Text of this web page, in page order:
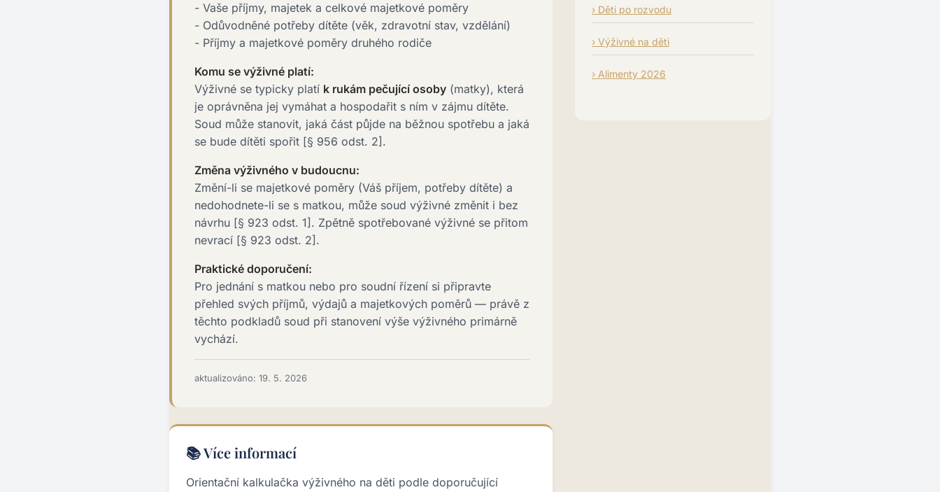
- Vaše příjmy, majetek a celkové majetkové poměry
- Odůvodněné potřeby dítěte (věk, zdravotní stav, vzdělání)
- Příjmy a majetkové poměry druhého rodiče
Komu se výživné platí:
Výživné se typicky platí k rukám pečující osoby (matky), která
je oprávněna jej vymáhat a hospodařit s ním v zájmu dítěte.
Soud může stanovit, jaká část půjde na běžnou spotřebu a jaká
se bude dítěti spořit [§ 956 odst. 2].
Změna výživného v budoucnu:
Změní-li se majetkové poměry (Váš příjem, potřeby dítěte) a
nedohodnete-li se s matkou, může soud výživné změnit i bez
návrhu [§ 923 odst. 1]. Zpětně spotřebované výživné se přitom
nevrací [§ 923 odst. 2].
Praktické doporučení:
Pro jednání s matkou nebo pro soudní řízení si připravte
přehled svých příjmů, výdajů a majetkových poměrů — právě z
těchto podkladů soud při stanovení výše výživného primárně
vychází.
aktualizováno: 19. 5. 2026
📚 Více informací
Orientační kalkulačka výživného na děti podle doporučující
Děti po rozvodu
Výživné na děti
Alimenty 2026